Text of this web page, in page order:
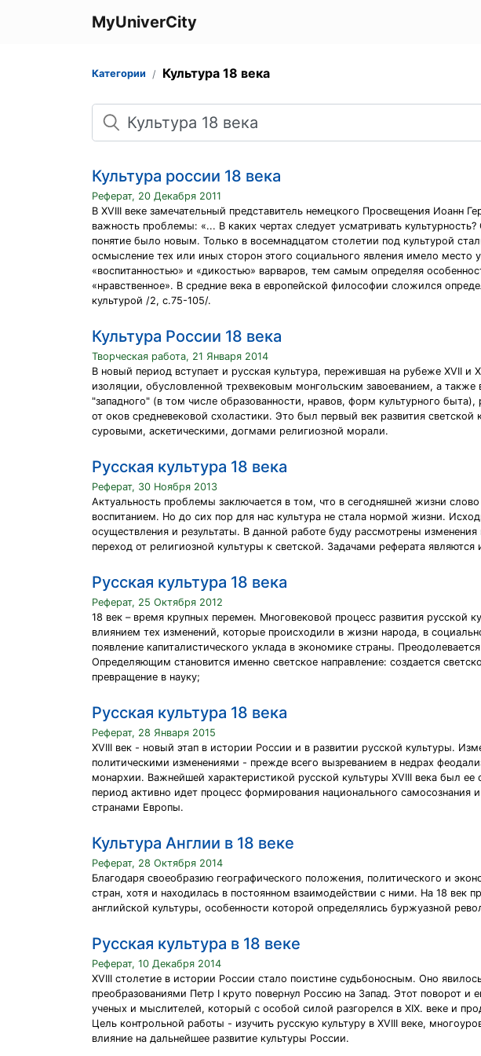
MyUniverCity
Категории Культура 18 века
Поиск
Культура россии 18 века
Реферат, 20 Декабря 2011
В XVIII веке замечательный представитель немецкого Просвещения Иоанн
важность проблемы: «... В каких чертах следует усматривать
понятие было новым. Только в восемнадцатом столетии под культурой
осмысление тех или иных сторон этого социального явления имело
«воспитанностью» и «дикостью» варваров, тем самым определяя
«нравственное». В средние века в европейской философии сложился
культурой /2, с.75-105/.
Культура России 18 века
Творческая работа, 21 Января 2014
В новый период вступает и русская культура, пережившая на рубеже XVII
изоляции, обусловленной трехвековым монгольским завоеванием, а также
"западного" (в том числе образованности, нравов, форм культурного
от оков средневековой схоластики. Это был первый век развития
суровыми, аскетическими, догмами религиозной морали.
Русская культура 18 века
Реферат, 30 Ноября 2013
Актуальность проблемы заключается в том, что в сегодняшней жизни
воспитанием. Но до сих пор для нас культура не стала нормой жизни.
осуществления и результаты. В данной работе буду рассмотрены
переход от религиозной культуры к светской. Задачами реферата
Русская культура 18 века
Реферат, 25 Октября 2012
18 век – время крупных перемен. Многовековой процесс развития русской
влиянием тех изменений, которые происходили в жизни народа, в
появление капиталистического уклада в экономике страны.
Определяющим становится именно светское направление: создается
превращение в науку;
Русская культура 18 века
Реферат, 28 Января 2015
XVIII век - новый этап в истории России и в развитии русской культуры.
политическими изменениями - прежде всего вызреванием в недрах
монархии. Важнейшей характеристикой русской культуры XVIII века был
период активно идет процесс формирования национального самосознания
странами Европы.
Культура Англии в 18 веке
Реферат, 28 Октября 2014
Благодаря своеобразию географического положения, политического и
стран, хотя и находилась в постоянном взаимодействии с ними. На 18 век
английской культуры, особенности которой определялись буржуазной
Русская культура в 18 веке
Реферат, 10 Декабря 2014
XVIII столетие в истории России стало поистине судьбоносным. Оно
преобразованиями Петр I круто повернул Россию на Запад. Этот поворот
ученых и мыслителей, который с особой силой разгорелся в XIX. веке и
Цель контрольной работы - изучить русскую культуру в XVIII веке,
влияние на дальнейшее развитие культуры России.